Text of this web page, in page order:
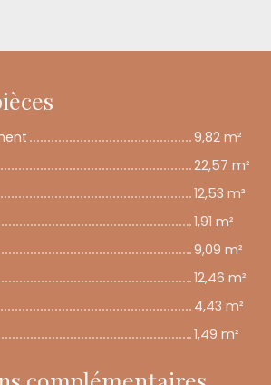
9,82 m²
22,57 m²
12,53 m²
1,91 m²
9,09 m²
12,46 m²
4,43 m²
1,49 m²